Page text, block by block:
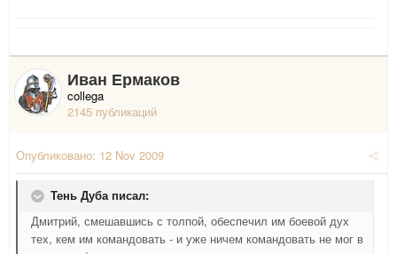
Иван Ермаков
collega
2145 публикаций
Опубликовано: 12 Nov 2009
Тень Дуба писал:
Дмитрий, смешавшись с толпой, обеспечил им боевой дух
тех, кем им командовать - и уже ничем командовать не мог в